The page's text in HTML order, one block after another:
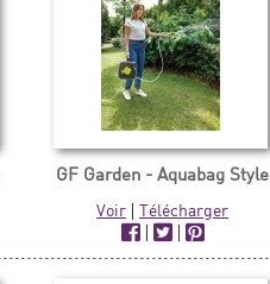
GF Garden - Aquabag Style
Voir |Télécharger
|
|